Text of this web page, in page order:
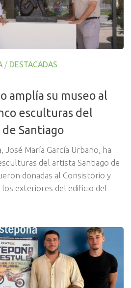
/ DESTACADAS
amplía su museo al
esculturas del
Santiago
José María García Urbano, ha
del artista Santiago de
donadas al Consistorio y
los exteriores del edificio del